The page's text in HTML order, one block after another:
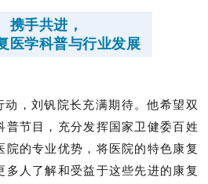
携手共进，
医学科普与行业发展
动，刘钒院长充满期待。他希望双
普节目，充分发挥国家卫健委百姓
院的专业优势，将医院的特色康复
多人了解和受益于这些先进的康复